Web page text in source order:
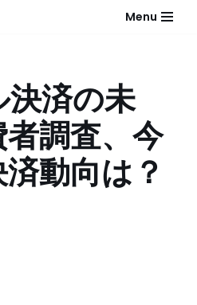
Menu
決済の未
調査、今
動向は？